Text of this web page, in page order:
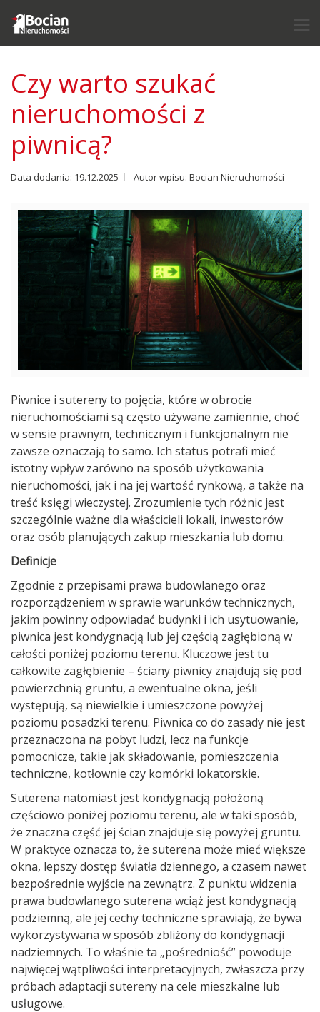
Czy warto szukać
nieruchomości z
piwnicą?
Data dodania: 19.12.2025 Autor wpisu: Bocian Nieruchomości
Piwnice i sutereny to pojęcia, które w obrocie
nieruchomościami są często używane zamiennie, choć
w sensie prawnym, technicznym i funkcjonalnym nie
zawsze oznaczają to samo. Ich status potrafi mieć
istotny wpływ zarówno na sposób użytkowania
nieruchomości, jak i na jej wartość rynkową, a także na
treść księgi wieczystej. Zrozumienie tych różnic jest
szczególnie ważne dla właścicieli lokali, inwestorów
oraz osób planujących zakup mieszkania lub domu.
Definicje
Zgodnie z przepisami prawa budowlanego oraz
rozporządzeniem w sprawie warunków technicznych,
jakim powinny odpowiadać budynki i ich usytuowanie,
piwnica jest kondygnacją lub jej częścią zagłębioną w
całości poniżej poziomu terenu. Kluczowe jest tu
całkowite zagłębienie – ściany piwnicy znajdują się pod
powierzchnią gruntu, a ewentualne okna, jeśli
występują, są niewielkie i umieszczone powyżej
poziomu posadzki terenu. Piwnica co do zasady nie jest
przeznaczona na pobyt ludzi, lecz na funkcje
pomocnicze, takie jak składowanie, pomieszczenia
techniczne, kotłownie czy komórki lokatorskie.
Suterena natomiast jest kondygnacją położoną
częściowo poniżej poziomu terenu, ale w taki sposób,
że znaczna część jej ścian znajduje się powyżej gruntu.
W praktyce oznacza to, że suterena może mieć większe
okna, lepszy dostęp światła dziennego, a czasem nawet
bezpośrednie wyjście na zewnątrz. Z punktu widzenia
prawa budowlanego suterena wciąż jest kondygnacją
podziemną, ale jej cechy techniczne sprawiają, że bywa
wykorzystywana w sposób zbliżony do kondygnacji
nadziemnych. To właśnie ta „pośredniość” powoduje
najwięcej wątpliwości interpretacyjnych, zwłaszcza przy
próbach adaptacji sutereny na cele mieszkalne lub
usługowe.